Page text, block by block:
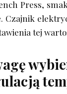
Press,
Czajnik
tej